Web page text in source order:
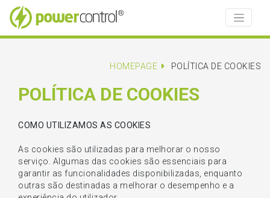
HOMEPAGE POLÍTICA DE COOKIES
POLÍTICA DE COOKIES
COMO UTILIZAMOS AS COOKIES
As cookies são utilizadas para melhorar o nosso
serviço. Algumas das cookies são essenciais para
garantir as funcionalidades disponibilizadas, enquanto
outras são destinadas a melhorar o desempenho e a